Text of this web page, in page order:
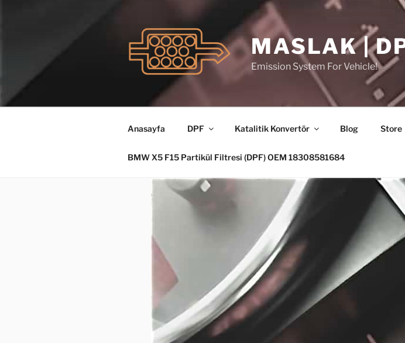
MASLAK |
Emission System For Vehicle!
Anasayfa DPF Katalitik Konvertör Blog Store
BMW X5 F15 Partikül Filtresi (DPF) OEM 18308581684